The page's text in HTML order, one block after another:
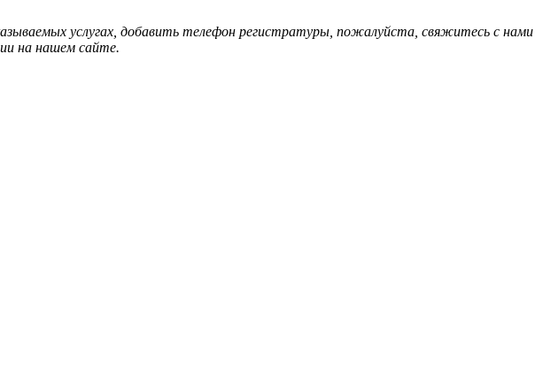
услугах, добавить телефон регистратуры, пожалуйста, свяжитесь с нами
на нашем сайте.